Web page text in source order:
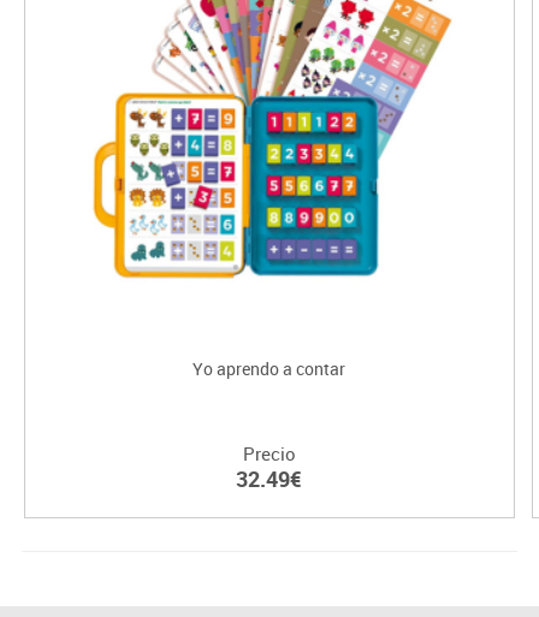
Yo aprendo a contar
Precio
32.49€